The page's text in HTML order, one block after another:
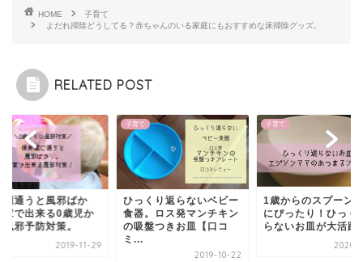
HOME
子育て
よだれ掃除どうしてる？赤ちゃんのいる家庭にもおすすめな床掃除グッズ。
RELATED POST
園通うと風邪ばか
家で出来る0歳児か
風邪予防対策。
2019-11-29
子育て
ひっくり返らないベビー
食器。ロス発マンチキン
の吸盤つきお皿【口コ
ミ...
2019-10-22
子育て
1歳からのスプーン
にぴったり！ひっく
らないお皿が大活躍
2020-